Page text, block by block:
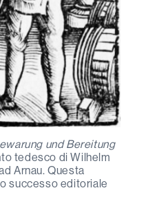
und Bereitung
tedesco di Wilhelm
Arnau. Questa
successo editoriale